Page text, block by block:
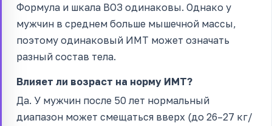
Формула и шкала ВОЗ одинаковы. Однако у
мужчин в среднем больше мышечной массы,
поэтому одинаковый ИМТ может означать
разный состав тела.
Влияет ли возраст на норму ИМТ?
Да. У мужчин после 50 лет нормальный
диапазон может смещаться вверх (до 26–27 кг/